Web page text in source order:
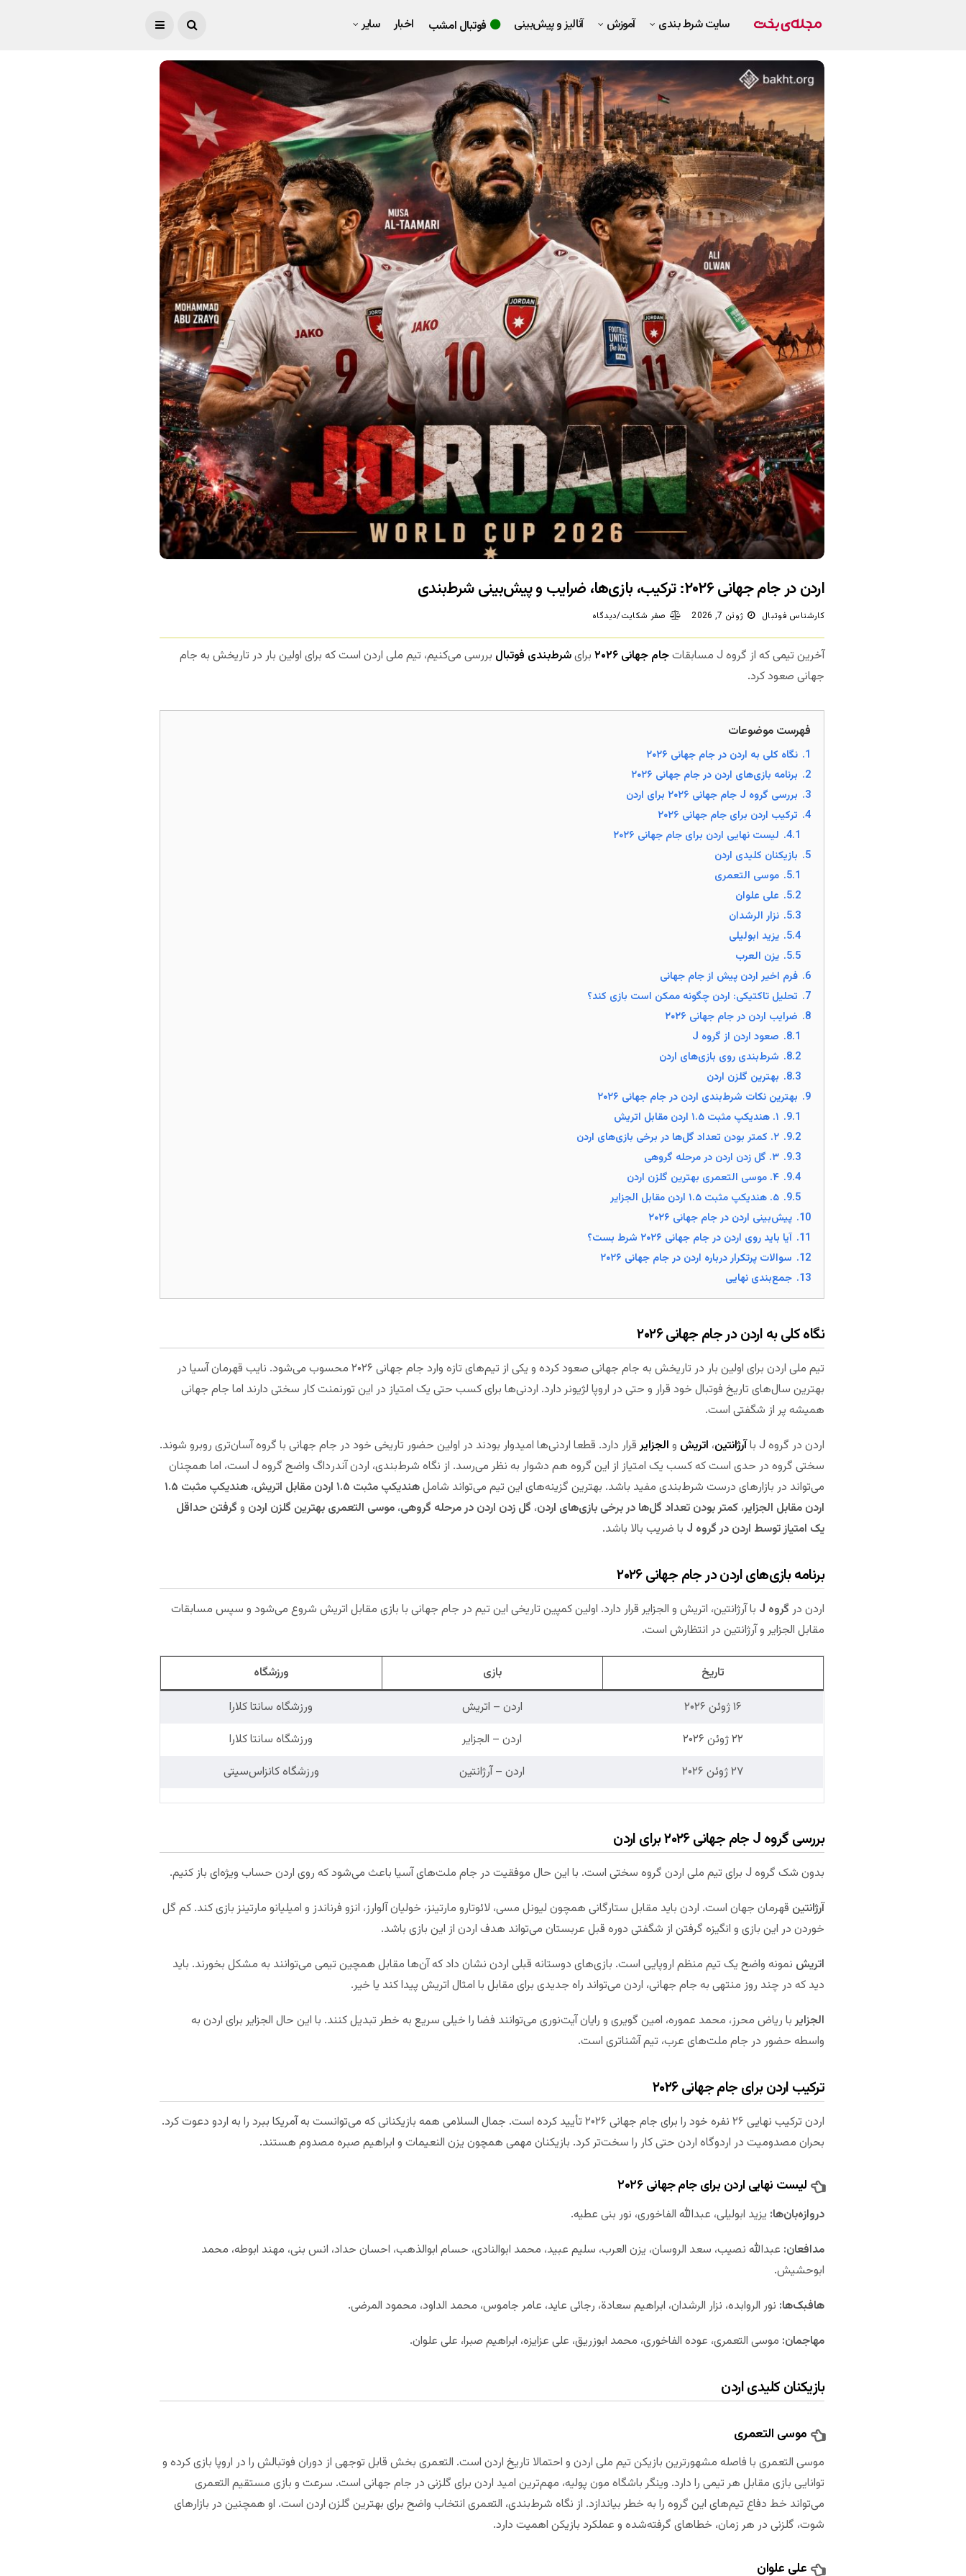
سایت شرط بندی آموزش آنالیز و پیش‌بینی فوتبال امشب اخبار سایر
اردن در جام جهانی ۲۰۲۶: ترکیب، بازی‌ها، ضرایب و پیش‌بینی شرط‌بندی
کارشناس فوتبال ژوئن 7, 2026 صفر شکایت/دیدگاه
آخرین تیمی که از گروه J مسابقات جام جهانی ۲۰۲۶ برایشرط‌بندی فوتبال بررسی می‌کنیم، تیم ملی اردن است که برای اولین بار در تاریخش به جام
جهانی صعود کرد.
فهرست موضوعات
1. نگاه کلی به اردن در جام جهانی ۲۰۲۶
2. برنامه بازی‌های اردن در جام جهانی ۲۰۲۶
3. بررسی گروه J جام جهانی ۲۰۲۶ برای اردن
4. ترکیب اردن برای جام جهانی ۲۰۲۶
4.1. لیست نهایی اردن برای جام جهانی ۲۰۲۶
5. بازیکنان کلیدی اردن
5.1. موسی التعمری
5.2. علی علوان
5.3. نزار الرشدان
5.4. یزید ابولیلی
5.5. یزن العرب
6. فرم اخیر اردن پیش از جام جهانی
7. تحلیل تاکتیکی: اردن چگونه ممکن است بازی کند؟
8. ضرایب اردن در جام جهانی ۲۰۲۶
8.1. صعود اردن از گروه J
8.2. شرط‌بندی روی بازی‌های اردن
8.3. بهترین گلزن اردن
9. بهترین نکات شرط‌بندی اردن در جام جهانی ۲۰۲۶
9.1. ۱. هندیکپ مثبت ۱.۵ اردن مقابل اتریش
9.2. ۲. کمتر بودن تعداد گل‌ها در برخی بازی‌های اردن
9.3. ۳. گل زدن اردن در مرحله گروهی
9.4. ۴. موسی التعمری بهترین گلزن اردن
9.5. ۵. هندیکپ مثبت ۱.۵ اردن مقابل الجزایر
10. پیش‌بینی اردن در جام جهانی ۲۰۲۶
11. آیا باید روی اردن در جام جهانی ۲۰۲۶ شرط بست؟
12. سوالات پرتکرار درباره اردن در جام جهانی ۲۰۲۶
13. جمع‌بندی نهایی
نگاه کلی به اردن در جام جهانی ۲۰۲۶
تیم ملی اردن برای اولین بار در تاریخش به جام جهانی صعود کرده و یکی از تیم‌های تازه وارد جام جهانی ۲۰۲۶ محسوب می‌شود. نایب قهرمان آسیا در
بهترین سال‌های تاریخ فوتبال خود قرار و حتی در اروپا لژیونر دارد. اردنی‌ها برای کسب حتی یک امتیاز در این تورنمنت کار سختی دارند اما جام جهانی
همیشه پر از شگفتی است.
اردن در گروه J با
آرژانتین، اتریش و الجزایرقرار دارد. قطعا اردنی‌ها امیدوار بودند در اولین حضور تاریخی خود در جام جهانی با گروه آسان‌تری روبرو شوند.
سختی گروه در حدی است که کسب یک امتیاز از این گروه هم دشوار به نظر می‌رسد. از نگاه شرط‌بندی، اردن آندر‌داگ واضح گروه J است، اما همچنان
می‌تواند در بازارهای درست شرط‌بندی مفید باشد. بهترین گزینه‌های این تیم می‌تواند شاملهندیکپ مثبت ۱.۵ اردن مقابل اتریش ،
هندیکپ مثبت ۱.۵
اردن مقابل الجزایر، کمتر بودن تعداد گل‌ها در برخی بازی‌های اردن، گل زدن اردن در مرحله گروهی، موسی التعمری بهترین گلزن اردن و گرفتن حداقل
یک امتیاز توسط اردن در گروه J
با ضریب بالا باشد.
برنامه بازی‌های اردن در جام جهانی ۲۰۲۶
اردن در گروه J
با آرژانتین، اتریش و الجزایر قرار دارد. اولین کمپین تاریخی این تیم در جام جهانی با بازی مقابل اتریش شروع می‌شود و سپس مسابقات
مقابل الجزایر و آرژانتین در انتظارش است.
تاریخ بازی
ورزشگاه
۱۶ ژوئن ۲۰۲۶
اردن – اتریش
ورزشگاه سانتا کلارا
۲۲ ژوئن ۲۰۲۶
اردن – الجزایر
ورزشگاه سانتا کلارا
۲۷ ژوئن ۲۰۲۶
اردن – آرژانتین ورزشگاه کانزاس‌سیتی
بررسی گروه J جام جهانی ۲۰۲۶ برای اردن
بدون شک گروه J برای تیم ملی اردن گروه سختی است. با این حال موفقیت در جام ملت‌های آسیا باعث می‌شود که روی اردن حساب ویژه‌ای باز کنیم.
آرژانتین قهرمان جهان است. اردن باید مقابل ستارگانی همچون لیونل مسی، لائوتارو مارتینز، خولیان آلوارز، انزو فرناندز و امیلیانو مارتینز بازی کند. کم گل
خوردن در این بازی و انگیزه گرفتن از شگفتی دوره قبل عربستان می‌تواند هدف اردن از این بازی باشد.
اتریش نمونه واضح یک تیم منظم اروپایی است. بازی‌های دوستانه قبلی اردن نشان داد که آن‌ها مقابل همچین تیمی می‌توانند به مشکل بخورند. باید
دید که در چند روز منتهی به جام جهانی، اردن می‌تواند راه جدیدی برای مقابل با امثال اتریش پیدا کند یا خیر.
الجزایربا ریاض محرز، محمد عموره، امین گویری و رایان آیت‌نوری می‌توانند فضا را خیلی سریع به خطر تبدیل کنند. با این حال الجزایر برای اردن به
واسطه حضور در جام ملت‌های عرب، تیم آشناتری است.
ترکیب اردن برای جام جهانی ۲۰۲۶
اردن ترکیب نهایی ۲۶ نفره خود را برای جام جهانی ۲۰۲۶ تأیید کرده است. جمال السلامی همه بازیکنانی که می‌توانست به آمریکا ببرد را به اردو دعوت کرد.
بحران مصدومیت در اردوگاه اردن حتی کار را سخت‌تر کرد. بازیکنان مهمی همچون یزن النعیمات و ابراهیم صبره مصدوم هستند.
لیست نهایی اردن برای جام جهانی ۲۰۲۶
دروازه‌بان‌ها: یزید ابولیلی، عبدالله الفاخوری، نور بنی عطیه.
مدافعان: عبدالله نصیب، سعد الروسان، یزن العرب، سلیم عبید، محمد ابوالنادی، حسام ابوالذهب، احسان حداد، انس بنی، مهند ابوطه، محمد
ابوحشیش.
هافبک‌ها: نور الروابده، نزار الرشدان، ابراهیم سعادة، رجائی عاید، عامر جاموس، محمد الداود، محمود المرضی.
مهاجمان: موسی التعمری، عوده الفاخوری، محمد ابوزریق، علی عزایزه، ابراهیم صبرا، علی علوان.
بازیکنان کلیدی اردن
موسی التعمری
موسی التعمری با فاصله مشهورترین بازیکن تیم ملی اردن و احتمالا تاریخ اردن است. التعمری بخش قابل توجهی از دوران فوتبالش را در اروپا بازی کرده و
توانایی بازی مقابل هر تیمی را دارد. وینگر باشگاه مون پولیه، مهم‌ترین امید اردن برای گلزنی در جام جهانی است. سرعت و بازی مستقیم التعمری
می‌تواند خط دفاع تیم‌های این گروه را به خطر بیاندازد. از نگاه شرط‌بندی، التعمری انتخاب واضح برای بهترین گلزن اردن است. او همچنین در بازارهای
شوت، گلزنی در هر زمان، خطاهای گرفته‌شده و عملکرد بازیکن اهمیت دارد.
علی علوان